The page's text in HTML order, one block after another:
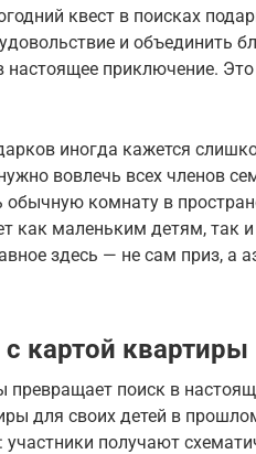
квест в поисках
и объединить
настоящее приключение.
иногда кажется
вовлечь всех членов
обычную комнату в
как маленьким детям, так
здесь — не сам приз, а
картой квартиры
превращает поиск в
для своих детей в
участники получают